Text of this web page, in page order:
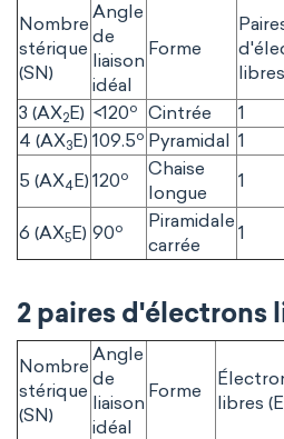
Nombre
stérique
(SN)
Angle
de
liaison
idéal
Forme
3 (AX2E) <120o Cintrée 1
4 (AX3E) 109.5o Pyramidal 1
5 (AX4E) 120o
Chaise
longue
1
6 (AX5E) 90o
Piramidale
carrée
1
2 paires d'électrons
Nombre
stérique
(SN)
Angle
de
liaison
idéal
Forme
libres